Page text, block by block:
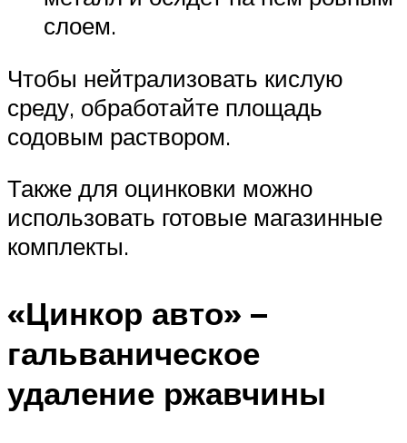
слоем.
Чтобы нейтрализовать кислую
среду, обработайте площадь
содовым раствором.
Также для оцинковки можно
использовать готовые магазинные
комплекты.
«Цинкор авто» –
гальваническое
удаление ржавчины